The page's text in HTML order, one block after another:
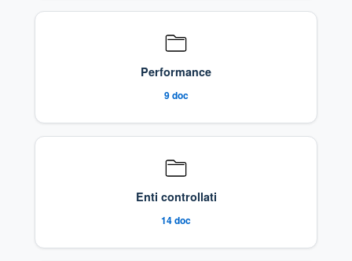
Performance
9doc
Enti controllati
14doc